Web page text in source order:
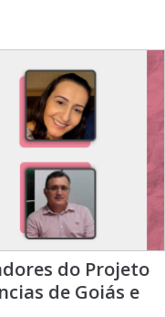
do Projeto
de Goiás e